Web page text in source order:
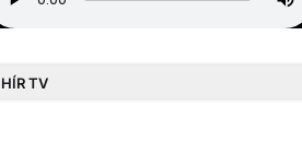
HÍR TV